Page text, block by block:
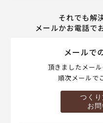
それでも解
メールかお電話で
メールで
頂きましたメー
順次メールで
つく
お